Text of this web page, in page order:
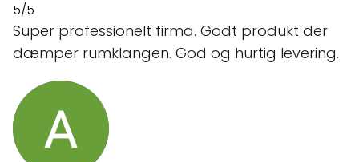
5/5
Super professionelt firma. Godt produkt der
dæmper rumklangen. God og hurtig levering.